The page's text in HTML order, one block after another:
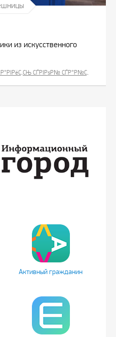
из искусственного
СЃРІРѕР№ СЃР°Р№С‚
Активный гражданин